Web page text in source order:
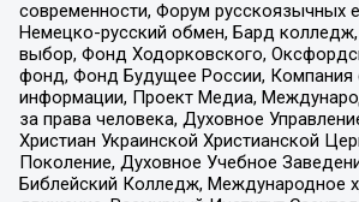
современности, Форум русскоязычных
Немецко-русский обмен, Бард
выбор, Фонд Ходорковского,
фонд, Фонд Будущее России, Компания
информации, Проект Медиа,
за права человека, Духовное
Христиан Украинской Христианской
Поколение, Духовное Учебное
Библейский Колледж, Международное